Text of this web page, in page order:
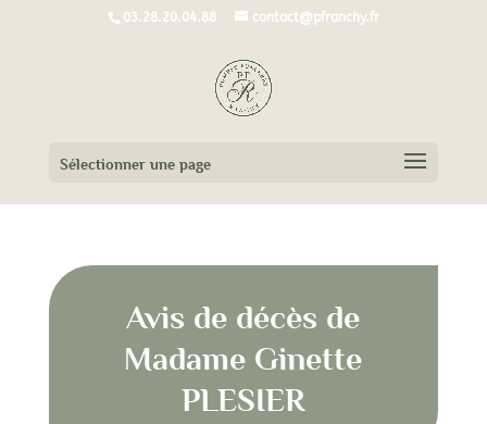
03.28.20.04.88 contact@pfranchy.fr
Sélectionner une page
Avis de décès de
Madame Ginette
PLESIER